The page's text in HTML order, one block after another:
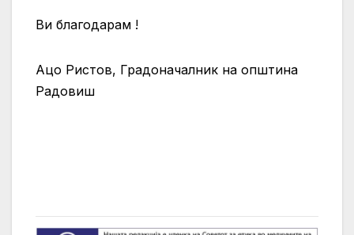
Ви благодарам !
Ацо Ристов, Градоначалник на општина
Радовиш